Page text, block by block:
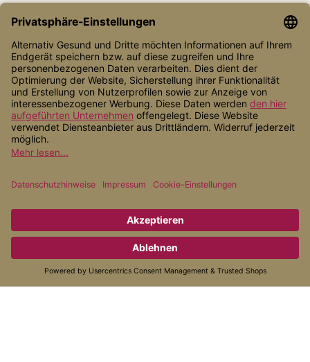
Shop Service
Informationen
Zahlungsarten
© 2026 Alternativ Gesund
* Alle Preise inkl. gesetzl. Mehrwertsteuer zzgl.
nicht anders angegeben.